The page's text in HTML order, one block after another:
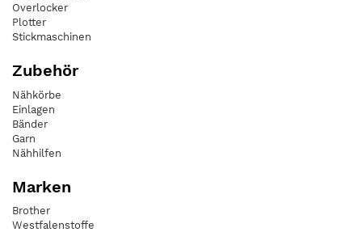
Overlocker
Plotter
Stickmaschinen
Zubehör
Nähkörbe
Einlagen
Bänder
Garn
Nähhilfen
Marken
Brother
Westfalenstoffe